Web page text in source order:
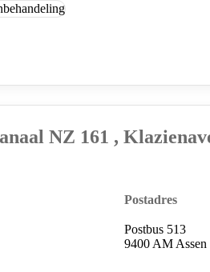
NZ 161 ,
Postadres
Postbus 513
9400 AM Assen